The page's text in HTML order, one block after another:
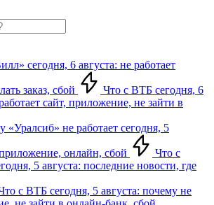
сегодня, 6 августа: не работает
заказ, сбой
Что с ВТБ сегодня, 6
сайт, приложение, не зайти в
«Уралсиб» не работает сегодня, 5
онлайн, сбой
Что с
5 августа: последние новости, где
с ВТБ сегодня, 5 августа: почему не